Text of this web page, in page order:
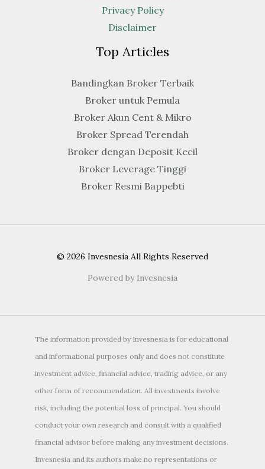
Privacy Policy
Disclaimer
Top Articles
Bandingkan Broker Terbaik
Broker untuk Pemula
Broker Akun Cent & Mikro
Broker Spread Terendah
Broker dengan Deposit Kecil
Broker Leverage Tinggi
Broker Resmi Bappebti
© 2026 Invesnesia All Rights Reserved
Powered by Invesnesia
The information provided by Invesnesia is for educational
and informational purposes only and does not constitute
investment advice, financial advice, trading advice, or any
other form of recommendation. All investments involve
risk, including the potential loss of principal. You should
conduct your own research and consult with a qualified
financial advisor before making any investment decisions.
Invesnesia and its authors make no representations or